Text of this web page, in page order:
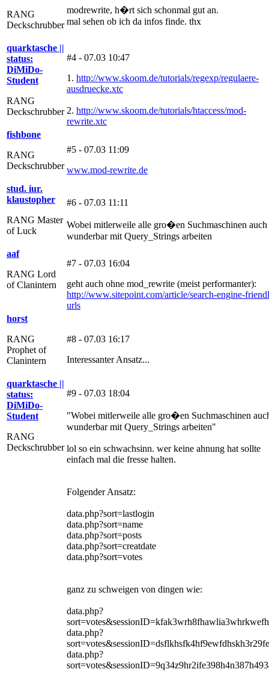
RANG
Deckschrubber
modrewrite, h�rt sich schonmal gut an.
mal sehen ob ich da infos finde. thx
quarktasche ||
status:
DiMiDo-
Student
RANG
Deckschrubber
#4 - 07.03 10:47
1. http://www.skoom.de/tutorials/regexp/regulaere-
ausdruecke.xtc
2. http://www.skoom.de/tutorials/htaccess/mod-
rewrite.xtc
fishbone
RANG
Deckschrubber
#5 - 07.03 11:09
www.mod-rewrite.de
stud. iur.
klaustopher
RANG Master
of Luck
#6 - 07.03 11:11
Wobei mitlerweile alle gro�en Suchmaschinen auch
wunderbar mit Query_Strings arbeiten
aaf
RANG Lord
of Clanintern
#7 - 07.03 16:04
geht auch ohne mod_rewrite (meist performanter):
http://www.sitepoint.com/article/search-engine-
urls
horst
RANG
Prophet of
Clanintern
#8 - 07.03 16:17
Interessanter Ansatz...
quarktasche ||
status:
DiMiDo-
Student
RANG
Deckschrubber
#9 - 07.03 18:04
"Wobei mitlerweile alle gro�en Suchmaschinen
wunderbar mit Query_Strings arbeiten"
lol so ein schwachsinn. wer keine ahnung hat sollte
einfach mal die fresse halten.
Folgender Ansatz:
data.php?sort=lastlogin
data.php?sort=name
data.php?sort=posts
data.php?sort=creatdate
data.php?sort=votes
ganz zu schweigen von dingen wie:
data.php?
data.php?
data.php?